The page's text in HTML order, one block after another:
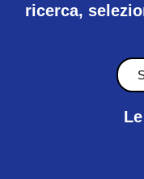
ricerca,